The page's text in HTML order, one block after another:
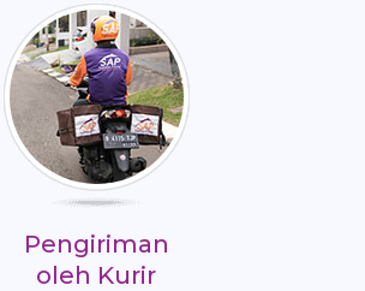
Pengiriman
oleh Kurir